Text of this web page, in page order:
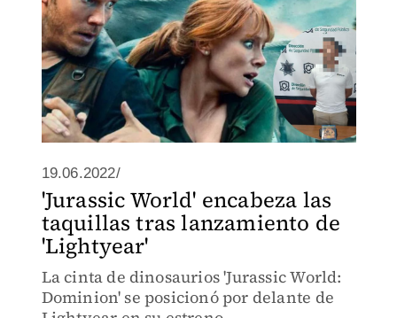
19.06.2022/
'Jurassic World' encabeza las
taquillas tras lanzamiento de
'Lightyear'
La cinta de dinosaurios 'Jurassic World:
Dominion' se posicionó por delante de